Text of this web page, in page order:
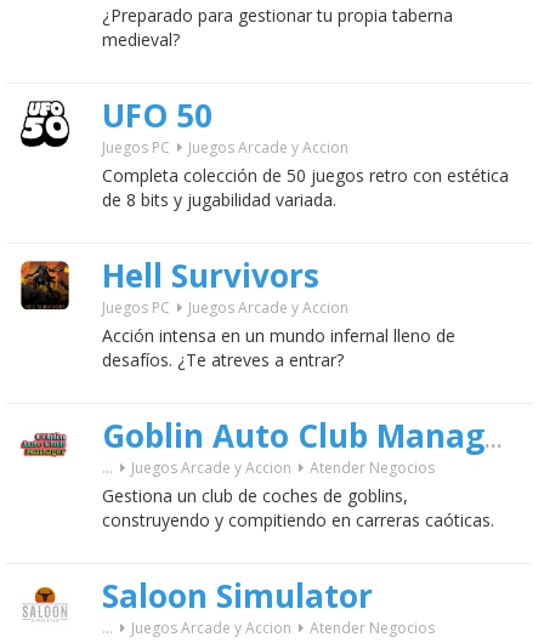
¿Preparado para gestionar tu propia taberna
medieval?
UFO 50
Juegos PC Juegos Arcade y Accion
Completa colección de 50 juegos retro con estética
de 8 bits y jugabilidad variada.
Hell Survivors
Juegos PC Juegos Arcade y Accion
Acción intensa en un mundo infernal lleno de
desafíos. ¿Te atreves a entrar?
Goblin Auto Club Manager
... Juegos Arcade y Accion Atender Negocios
Gestiona un club de coches de goblins,
construyendo y compitiendo en carreras caóticas.
Saloon Simulator
... Juegos Arcade y Accion Atender Negocios